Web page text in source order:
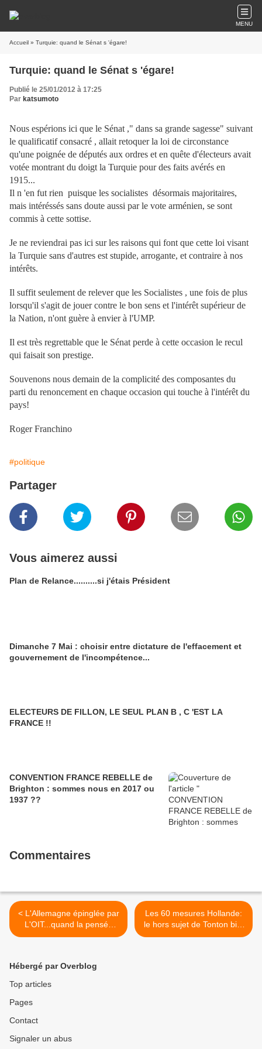
MENU
Accueil » Turquie: quand le Sénat s 'égare!
Turquie: quand le Sénat s 'égare!
Publié le 25/01/2012 à 17:25
Par katsumoto
Nous espérions ici que le Sénat ," dans sa grande sagesse" suivant
le qualificatif consacré , allait retoquer la loi de circonstance
qu'une poignée de députés aux ordres et en quête d'électeurs avait
votée montrant du doigt la Turquie pour des faits avérés en
1915...
Il n 'en fut rien puisque les socialistes désormais majoritaires,
mais intéréssés sans doute aussi par le vote arménien, se sont
commis à cette sottise.
Je ne reviendrai pas ici sur les raisons qui font que cette loi visant
la Turquie sans d'autres est stupide, arrogante, et contraire à nos
intérêts.
Il suffit seulement de relever que les Socialistes , une fois de plus
lorsqu'il s'agit de jouer contre le bon sens et l'intérêt supérieur de
la Nation, n'ont guère à envier à l'UMP.
Il est très regrettable que le Sénat perde à cette occasion le recul
qui faisait son prestige.
Souvenons nous demain de la complicité des composantes du
parti du renoncement en chaque occasion qui touche à l'intérêt du
pays!
Roger Franchino
#politique
Partager
Vous aimerez aussi
Plan de Relance..........si j'étais Président
Dimanche 7 Mai : choisir entre dictature de l'effacement et
gouvernement de l'incompétence...
ELECTEURS DE FILLON, LE SEUL PLAN B , C 'EST LA
FRANCE !!
CONVENTION FRANCE REBELLE de
Brighton : sommes nous en 2017 ou
1937 ??
Commentaires
< L'Allemagne épinglée par
L'OIT...quand la pensée
unique vacille!
Les 60 mesures Hollande:
le hors sujet de Tonton bis!
>
Hébergé par Overblog
Top articles
Pages
Contact
Signaler un abus